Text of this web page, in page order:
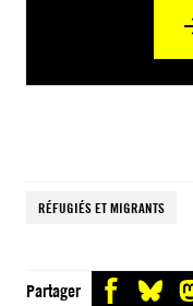
RÉFUGIÉS ET MIGRANTS
Partager